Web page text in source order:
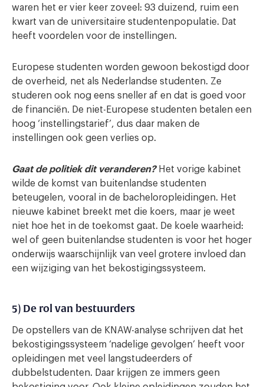
waren het er vier keer zoveel: 93 duizend, ruim een
kwart van de universitaire studentenpopulatie. Dat
heeft voordelen voor de instellingen.
Europese studenten worden gewoon bekostigd door
de overheid, net als Nederlandse studenten. Ze
studeren ook nog eens sneller af en dat is goed voor
de financiën. De niet-Europese studenten betalen een
hoog ‘instellingstarief’, dus daar maken de
instellingen ook geen verlies op.
Gaat de politiek dit veranderen? Het vorige kabinet
wilde de komst van buitenlandse studenten
beteugelen, vooral in de bacheloropleidingen. Het
nieuwe kabinet breekt met die koers, maar je weet
niet hoe het in de toekomst gaat. De koele waarheid:
wel of geen buitenlandse studenten is voor het hoger
onderwijs waarschijnlijk van veel grotere invloed dan
een wijziging van het bekostigingssysteem.
5) De rol van bestuurders
De opstellers van de KNAW-analyse schrijven dat het
bekostigingssysteem ‘nadelige gevolgen’ heeft voor
opleidingen met veel langstudeerders of
dubbelstudenten. Daar krijgen ze immers geen